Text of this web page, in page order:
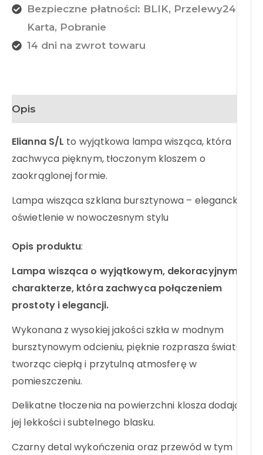
Bezpieczne płatności: BLIK, Przelewy24,
Karta, Pobranie
14 dni na zwrot towaru
Opis
Elianna S/L to wyjątkowa lampa wisząca, która
zachwyca pięknym, tłoczonym kloszem o
zaokrąglonej formie.
Lampa wisząca szklana bursztynowa – eleganckie
oświetlenie w nowoczesnym stylu
Opis produktu:
Lampa wisząca o wyjątkowym, dekoracyjnym
charakterze, która zachwyca połączeniem
prostoty i elegancji.
Wykonana z wysokiej jakości szkła w modnym
bursztynowym odcieniu, pięknie rozprasza światło,
tworząc ciepłą i przytulną atmosferę w
pomieszczeniu.
Delikatne tłoczenia na powierzchni klosza dodają
jej lekkości i subtelnego blasku.
Czarny detal wykończenia oraz przewód w tym